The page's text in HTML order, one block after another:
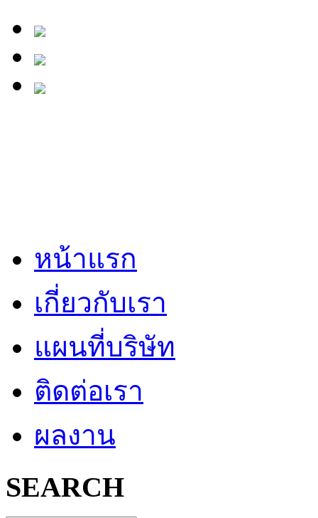
หน้าแรก
เกี่ยวกับเรา
แผนที่บริษัท
ติดต่อเรา
ผลงาน
SEARCH